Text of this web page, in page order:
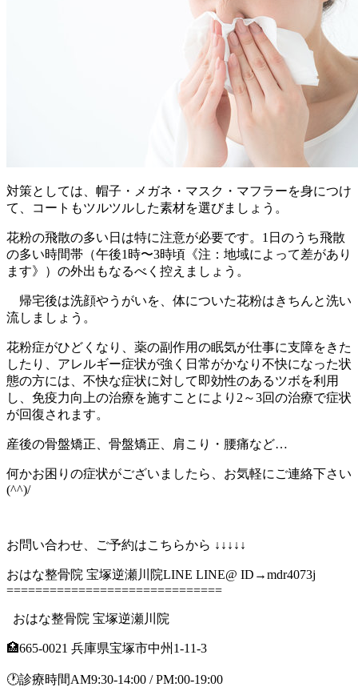
対策としては、帽子・メガネ・マスク・マフラーを身につけ
て、コートもツルツルした素材を選びましょう。
花粉の飛散の多い日は特に注意が必要です。1日のうち飛散
の多い時間帯（午後1時〜3時頃《注：地域によって差があり
ます》）の外出もなるべく控えましょう。
帰宅後は洗顔やうがいを、体についた花粉はきちんと洗い
流しましょう。
花粉症がひどくなり、薬の副作用の眠気が仕事に支障をきた
したり、アレルギー症状が強く日常がかなり不快になった状
態の方には、不快な症状に対して即効性のあるツボを利用
し、免疫力向上の治療を施すことにより2～3回の治療で症状
が回復されます。
産後の骨盤矯正、骨盤矯正、肩こり・腰痛など…
何かお困りの症状がございましたら、お気軽にご連絡下さい
(^^)/ ⁡
お問い合わせ、ご予約はこちらから ↓↓↓↓↓
おはな整骨院 宝塚逆瀬川院LINE LINE@ ID→mdr4073j
============================== ⁡
⁡ ⁡ おはな整骨院 宝塚逆瀬川院
🏥665-0021 兵庫県宝塚市中州1-11-3
🕐診療時間AM9:30-14:00 / PM:00-19:00